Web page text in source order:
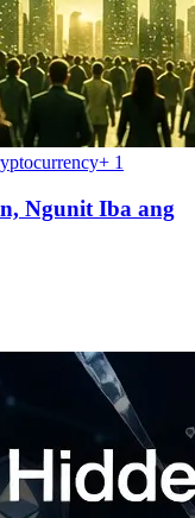
+ 1
Ngunit Iba ang